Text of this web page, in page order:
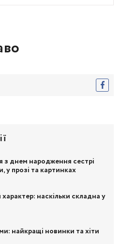
з днем народження сестрі
у прозі та картинках
наскільки складна у
найкращі новинки та хіти